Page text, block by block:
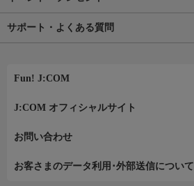
サポート・よくある質問
Fun! J:COM
J:COM オフィシャルサイト
お問い合わせ
お客さまのデータ利用･外部送信について